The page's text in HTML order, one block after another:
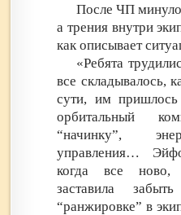
После ЧП
а трения внутри
как описывает
«Ребята
все складывалось,
сути, им
орбитальный
“начинку”,
управления…
когда все ново,
заставила
“ранжировке” в